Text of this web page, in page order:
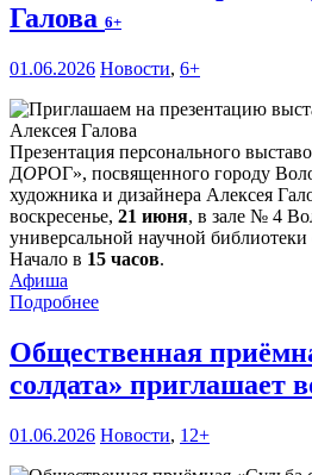
Галова 6+
01.06.2026 Новости, 6+
Презентация персонального
ДОРОГ», посвященного городу
художника и дизайнера Алексея
воскресенье, 21 июня, в зале № 4
универсальной научной
Начало в 15 часов.
Афиша
Подробнее
Общественная
солдата» приглашает
01.06.2026 Новости, 12+